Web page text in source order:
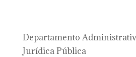
Departamento
Jurídica Pública